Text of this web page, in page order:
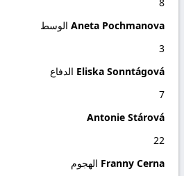
Aneta Pochmanova الوسط
3
Eliska Sonntágová الدفاع
7
Antonie Stárová
22
Franny Cerna الهجوم